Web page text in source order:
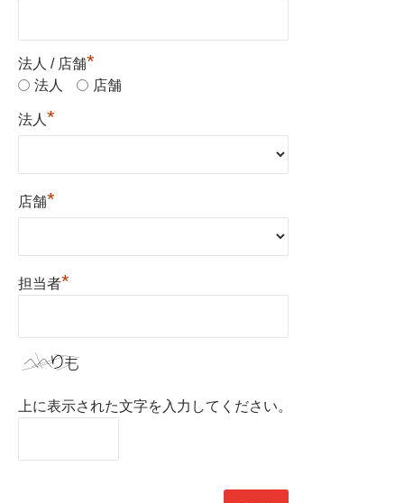
法人 / 店舗*
法人 店舗
法人 *
店舗*
担当者*
上に表示された文字を入力してください。